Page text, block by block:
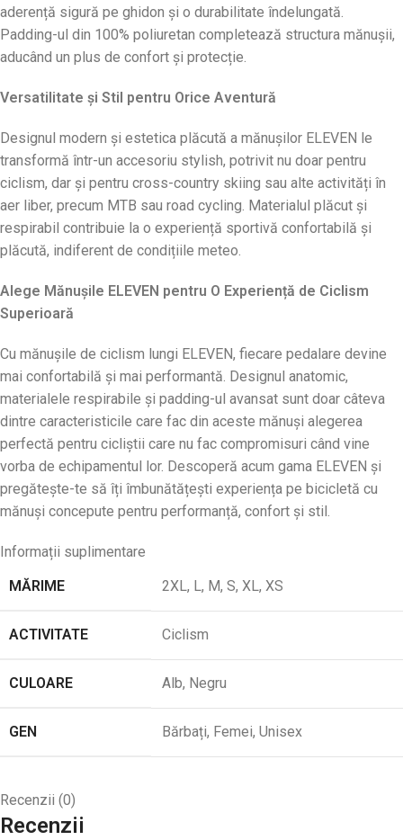
aderență sigură pe ghidon și o durabilitate îndelungată.
Padding-ul din 100% poliuretan completează structura mănușii,
aducând un plus de confort și protecție.
Versatilitate și Stil pentru Orice Aventură
Designul modern și estetica plăcută a mănușilor ELEVEN le
transformă într-un accesoriu stylish, potrivit nu doar pentru
ciclism, dar și pentru cross-country skiing sau alte activități în
aer liber, precum MTB sau road cycling. Materialul plăcut și
respirabil contribuie la o experiență sportivă confortabilă și
plăcută, indiferent de condițiile meteo.
Alege Mănușile ELEVEN pentru O Experiență de Ciclism
Superioară
Cu mănușile de ciclism lungi ELEVEN, fiecare pedalare devine
mai confortabilă și mai performantă. Designul anatomic,
materialele respirabile și padding-ul avansat sunt doar câteva
dintre caracteristicile care fac din aceste mănuși alegerea
perfectă pentru cicliștii care nu fac compromisuri când vine
vorba de echipamentul lor. Descoperă acum gama ELEVEN și
pregătește-te să îți îmbunătățești experiența pe bicicletă cu
mănuși concepute pentru performanță, confort și stil.
Informații suplimentare
MĂRIME
2XL, L, M, S, XL, XS
ACTIVITATE Ciclism
CULOARE Alb, Negru
GEN Bărbați, Femei, Unisex
Recenzii (0)
Recenzii